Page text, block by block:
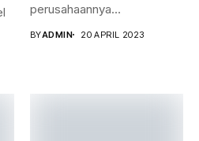
perusahaannya
BYADMIN 20 APRIL 2023